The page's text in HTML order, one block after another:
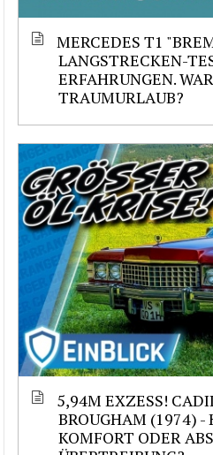
MERCEDES T1
LANGSTRECKEN-
ERFAHRUNGEN.
TRAUMURLAUB?
5,94M EXZESS!
BROUGHAM (1974) -
KOMFORT ODER